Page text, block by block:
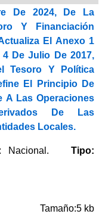
De 2024, De La
Y Financiación
El Anexo 1
De Julio De 2017,
Tesoro Y Política
El Principio De
A Las Operaciones
De Las
Locales.
Nacional.Tipo:
Tamaño:5 kb